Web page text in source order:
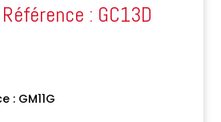
: GC13D